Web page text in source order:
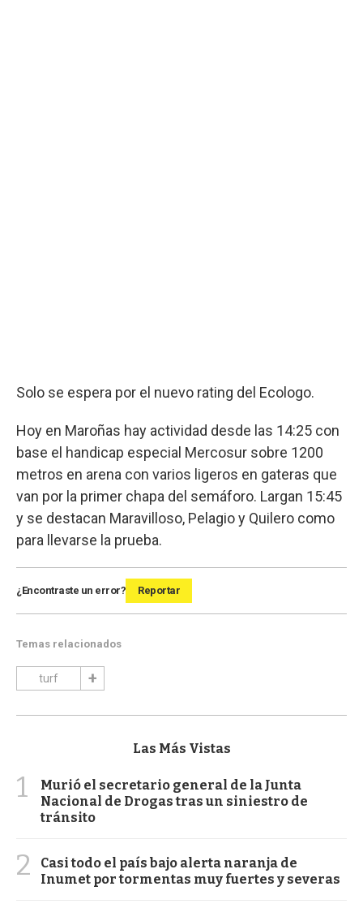
Solo se espera por el nuevo rating del Ecologo.
Hoy en Maroñas hay actividad desde las 14:25 con
base el handicap especial Mercosur sobre 1200
metros en arena con varios ligeros en gateras que
van por la primer chapa del semáforo. Largan 15:45
y se destacan Maravilloso, Pelagio y Quilero como
para llevarse la prueba.
¿Encontraste un error? Reportar
Temas relacionados
turf
Las Más Vistas
1
Murió el secretario general de la Junta
Nacional de Drogas tras un siniestro de
tránsito
2
Casi todo el país bajo alerta naranja de
Inumet por tormentas muy fuertes y severas